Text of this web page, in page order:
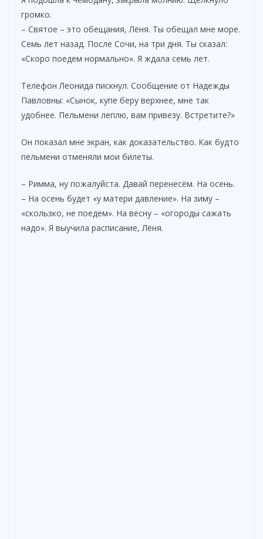
громко.
– Святое – это обещания, Лёня. Ты обещал мне море.
Семь лет назад. После Сочи, на три дня. Ты сказал:
«Скоро поедем нормально». Я ждала семь лет.
Телефон Леонида пискнул. Сообщение от Надежды
Павловны: «Сынок, купе беру верхнее, мне так
удобнее. Пельмени леплю, вам привезу. Встретите?»
Он показал мне экран, как доказательство. Как будто
пельмени отменяли мои билеты.
– Римма, ну пожалуйста. Давай перенесём. На осень.
– На осень будет «у матери давление». На зиму –
«скользко, не поедем». На весну – «огороды сажать
надо». Я выучила расписание, Лёня.